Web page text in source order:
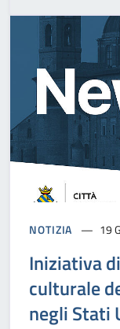
NOTIZIA 19
Iniziativa
culturale
negli Stati